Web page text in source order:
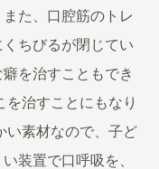
た、口腔筋のトレ
ちびるが閉じてい
を治すこともでき
を治すことにもなり
い素材なので、子ど
装置で口呼吸を、